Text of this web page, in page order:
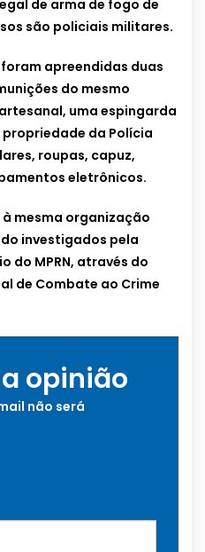
de arma de fogo de
são policiais militares.
apreendidas duas
do mesmo
uma espingarda
da Polícia
roupas, capuz,
eletrônicos.
mesma organização
investigados pela
do MPRN, através do
de Combate ao Crime
opinião
não será